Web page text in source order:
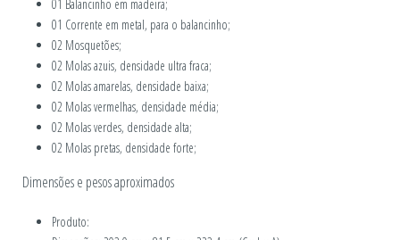
01 Balancinho em madeira;
01 Corrente em metal, para o balancinho;
02 Mosquetões;
02 Molas azuis, densidade ultra fraca;
02 Molas amarelas, densidade baixa;
02 Molas vermelhas, densidade média;
02 Molas verdes, densidade alta;
02 Molas pretas, densidade forte;
Dimensões e pesos aproximados
Produto: